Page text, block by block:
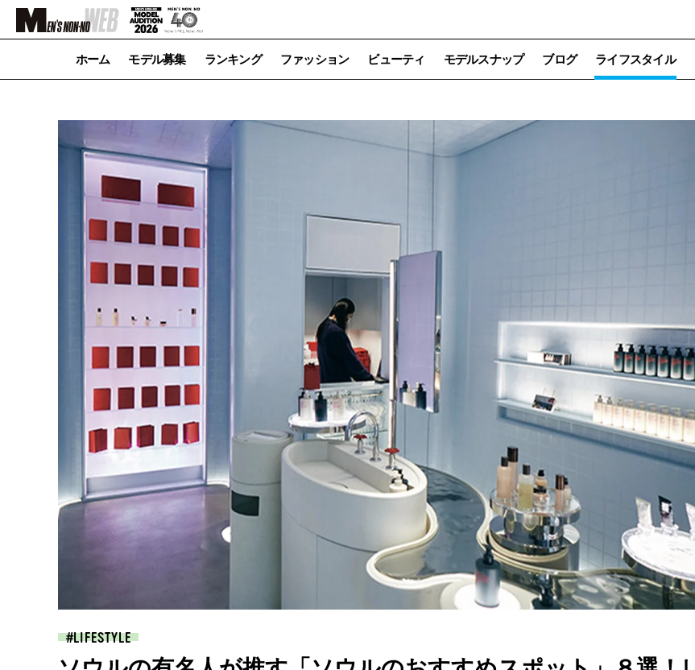
ホーム モデル募集 ランキング ファッション ビューティ モデルスナップ ブログ ライフスタイル
LIFESTYLE